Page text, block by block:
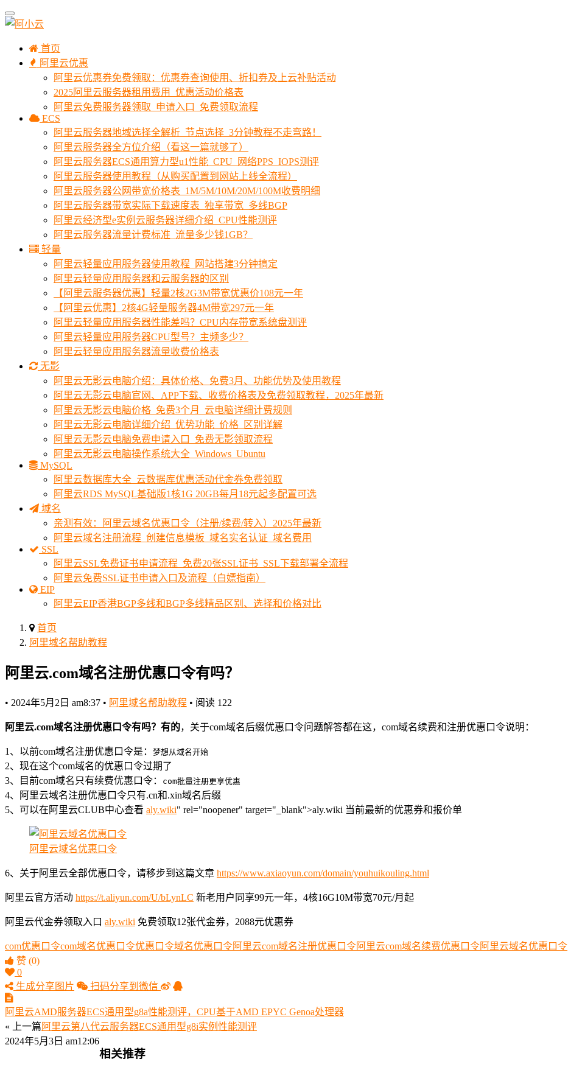
首页
阿里云优惠
阿里云优惠券免费领取：优惠券查询使用、折扣券及上云补贴活动
2025阿里云服务器租用费用_优惠活动价格表
阿里云免费服务器领取_申请入口_免费领取流程
ECS
阿里云服务器地域选择全解析_节点选择_3分钟教程不走弯路！
阿里云服务器全方位介绍（看这一篇就够了）
阿里云服务器ECS通用算力型u1性能_CPU_网络PPS_IOPS测评
阿里云服务器使用教程（从购买配置到网站上线全流程）
阿里云服务器公网带宽价格表_1M/5M/10M/20M/100M收费明细
阿里云服务器带宽实际下载速度表_独享带宽_多线BGP
阿里云经济型e实例云服务器详细介绍_CPU性能测评
阿里云服务器流量计费标准_流量多少钱1GB？
轻量
阿里云轻量应用服务器使用教程_网站搭建3分钟搞定
阿里云轻量应用服务器和云服务器的区别
【阿里云服务器优惠】轻量2核2G3M带宽优惠价108元一年
【阿里云优惠】2核4G轻量服务器4M带宽297元一年
阿里云轻量应用服务器性能差吗？CPU内存带宽系统盘测评
阿里云轻量应用服务器CPU型号？主频多少？
阿里云轻量应用服务器流量收费价格表
无影
阿里云无影云电脑介绍：具体价格、免费3月、功能优势及使用教程
阿里云无影云电脑官网、APP下载、收费价格表及免费领取教程，2025年最新
阿里云无影云电脑价格_免费3个月_云电脑详细计费规则
阿里云无影云电脑详细介绍_优势功能_价格_区别详解
阿里云无影云电脑免费申请入口_免费无影领取流程
阿里云无影云电脑操作系统大全_Windows_Ubuntu
MySQL
阿里云数据库大全_云数据库优惠活动代金券免费领取
阿里云RDS MySQL基础版1核1G 20GB每月18元起多配置可选
域名
亲测有效：阿里云域名优惠口令（注册/续费/转入）2025年最新
阿里云域名注册流程_创建信息模板_域名实名认证_域名费用
SSL
阿里云SSL免费证书申请流程_免费20张SSL证书_SSL下载部署全流程
阿里云免费SSL证书申请入口及流程（白嫖指南）
EIP
阿里云EIP香港BGP多线和BGP多线精品区别、选择和价格对比
首页
阿里域名帮助教程
阿里云.com域名注册优惠口令有吗？
• 2024年5月2日 am8:37 • 阿里域名帮助教程 • 阅读 122
阿里云.com域名注册优惠口令有吗？有的，关于com域名后缀优惠口令问题解答都在这，com域名续费和注册优惠口令说明：
1、以前com域名注册优惠口令是： 梦想从域名开始
2、现在这个com域名的优惠口令过期了
3、目前com域名只有续费优惠口令：
com批量注册更享优惠
4、阿里云域名注册优惠口令只有.cn和.xin域名后缀
5、可以在阿里云CLUB中心查看 aly.wiki" rel="noopener" target="_blank">aly.wiki 当前最新的优惠券和报价单
阿里云域名优惠口令
6、关于阿里云全部优惠口令，请移步到这篇文章 https://www.axiaoyun.com/domain/youhuikouling.html
阿里云官方活动 https://t.aliyun.com/U/bLynLC 新老用户同享99元一年，4核16G10M带宽70元/月起
阿里云代金券领取入口 aly.wiki 免费领取12张代金券，2088元优惠券
com优惠口令com域名优惠口令优惠口令域名优惠口令阿里云com域名注册优惠口令阿里云com域名续费优惠口令阿里云域名优惠口令
赞 (0)
0
生成分享图片
扫码分享到微信
阿里云AMD服务器ECS通用型g8a性能测评，CPU基于AMD EPYC Genoa处理器
« 上一篇 阿里云第八代云服务器ECS通用型g8i实例性能测评
2024年5月3日 am12:06
相关推荐